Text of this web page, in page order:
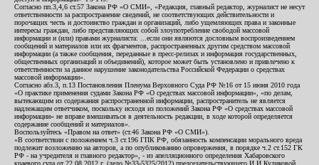
Согласно пп.3,4,6 ст.57 Закона РФ «О СМИ», «Редакция, главный редактор, журналист не несут
ответственности за распространение сведений, не соответствующих действительности и
порочащих честь и достоинство граждан и организаций, либо ущемляющих права и законные
интересы граждан, либо представляющих собой злоупотребление свободой массовой
информации и (или) правами журналиста: ...если они являются дословным воспроизведением
сообщений и материалов или их фрагментов, распространенных другим средством массовой
информации (а также сообщения, переданные в пресс-релизах и информация государственных,
общественных организаций и объединений), которое может быть установлено и привлечено к
ответственности за данное нарушение законодательства Российской Федерации о средствах
массовой информации».
Согласно абз.3, п.13 Постановления Пленума Верховного Суда РФ №16 от 15 июня 2010 года
«О практике применения судами Закона РФ «О средствах массовой информации», «по делам,
вытекающим из содержания распространенной информации, распространитель не является
надлежащим ответчиком, поскольку исходя из положений Закона РФ «О средствах массовой
информации» не вправе вмешиваться в деятельность редакции, в ходе которой определяется
содержание сообщений и материалов».
Воспользуйтесь «Правом на ответ» (ст.46 Закона РФ «О СМИ»).
«В соответствии с положением ч.3 ст.196 ГПК РФ, обязанность компенсации морального вреда
подлежит возложению на авторов, а по опубликованию опровержения, в порядке ч.2 ст.152 ГК
РФ - на учредителя и главного редактор», - из апелляционного определения Хабаровского
краевого суда от 22.08.2012 г. (дело №33-5325/2012) председательствующего И.И.Куликовой,